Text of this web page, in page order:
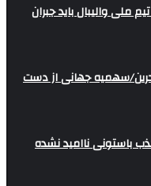
ملی والیبال باید جبران
سهمیه جهانی از دست
باستونی ناامید نشده